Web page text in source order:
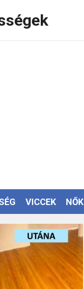
VICCEK NŐK